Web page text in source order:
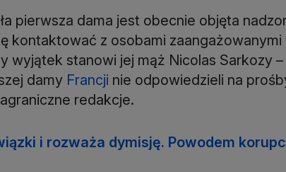
pierwsza dama jest obecnie objęta
kontaktować z osobami zaangażowanymi
wyjątek stanowi jej mąż Nicolas Sarkozy
damy Francji nie odpowiedzieli na
redakcje.
i rozważa dymisję. Powodem